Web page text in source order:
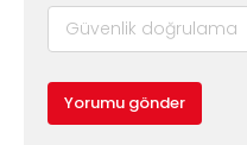
Yorumu gönder